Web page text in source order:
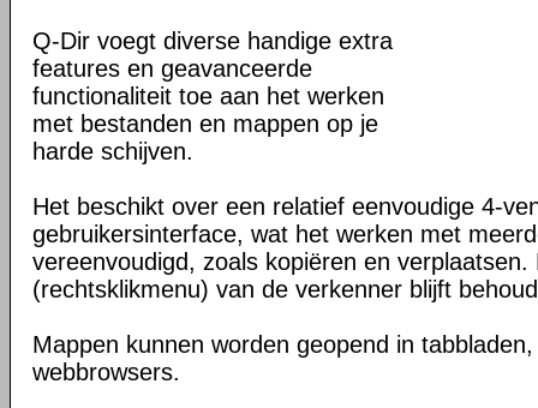
Q-Dir voegt diverse handige extra
features en geavanceerde
functionaliteit toe aan het werken
met bestanden en mappen op je
harde schijven.
Het beschikt over een relatief eenvoudige 4-
gebruikersinterface, wat het werken met
vereenvoudigd, zoals kopiëren en
(rechtsklikmenu) van de verkenner blijft
Mappen kunnen worden geopend in
webbrowsers.